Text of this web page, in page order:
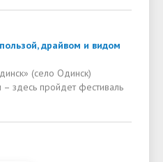
драйвом и видом
(село Одинск)
– здесь пройдет фестиваль